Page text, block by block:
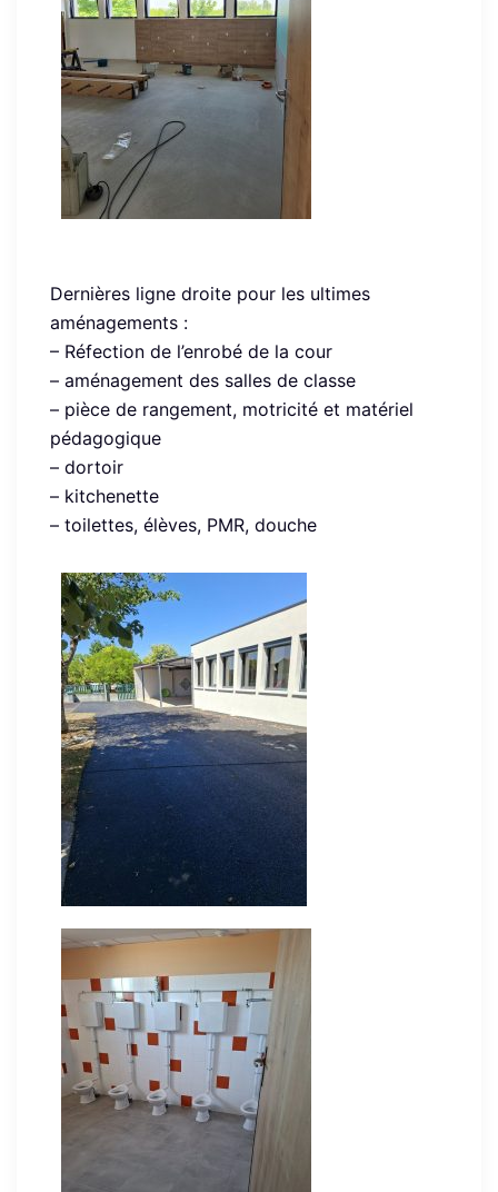
Dernières ligne droite pour les ultimes
aménagements :
– Réfection de l’enrobé de la cour
– aménagement des salles de classe
– pièce de rangement, motricité et matériel
pédagogique
– dortoir
– kitchenette
– toilettes, élèves, PMR, douche